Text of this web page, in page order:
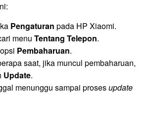
Pengaturan pada HP Xiaomi.
menu Tentang Telepon.
Pembaharuan.
saat, jika muncul pembaharuan,
Update.
menunggu sampai prosesupdate